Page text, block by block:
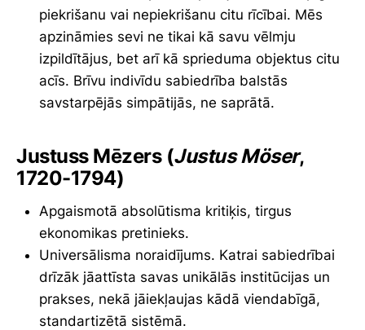
piekrišanu vai nepiekrišanu citu rīcībai. Mēs
apzināmies sevi ne tikai kā savu vēlmju
izpildītājus, bet arī kā sprieduma objektus citu
acīs. Brīvu indivīdu sabiedrība balstās
savstarpējās simpātijās, ne saprātā.
Justuss Mēzers (Justus Möser,
1720-1794)
Apgaismotā absolūtisma kritiķis, tirgus
ekonomikas pretinieks.
Universālisma noraidījums. Katrai sabiedrībai
drīzāk jāattīsta savas unikālās institūcijas un
prakses, nekā jāiekļaujas kādā viendabīgā,
standartizētā sistēmā.